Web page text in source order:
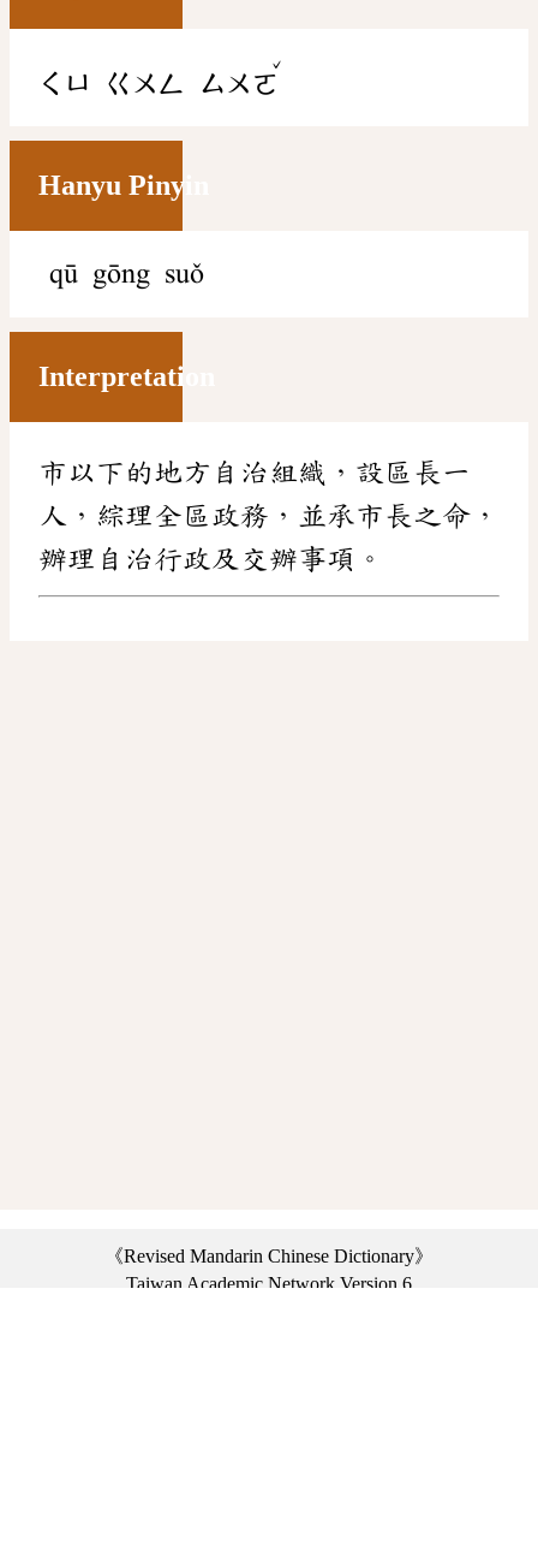
ㄑㄩ ㄍㄨㄥ ㄙㄨㄛ
ˇ
Hanyu Pinyin
qū gōng suǒ
Interpretation
市以下的地方自治組織，設區長一
人，綜理全區政務，並承市長之命，
辦理自治行政及交辦事項。
《Revised Mandarin Chinese Dictionary》
Taiwan Academic Network Version 6